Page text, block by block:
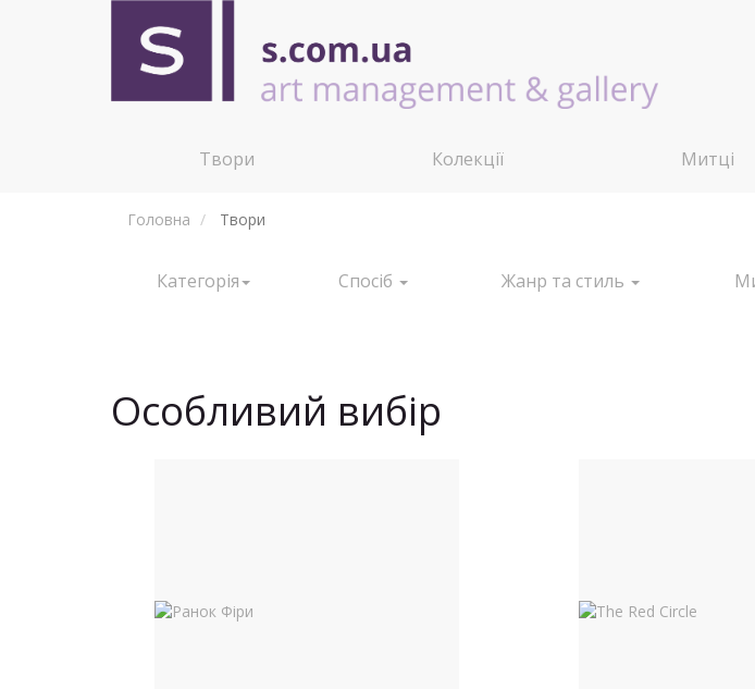
Твори Колекції Митці
Головна Твори
Категорія Спосіб Жанр та стиль
Особливий вибір